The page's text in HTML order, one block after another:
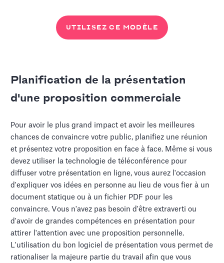
UTILISEZ CE MODÈLE
Planification de la présentation
d'une proposition commerciale
Pour avoir le plus grand impact et avoir les meilleures
chances de convaincre votre public, planifiez une réunion
et présentez votre proposition en face à face. Même si vous
devez utiliser la technologie de téléconférence pour
diffuser votre présentation en ligne, vous aurez l'occasion
d'expliquer vos idées en personne au lieu de vous fier à un
document statique ou à un fichier PDF pour les
convaincre. Vous n'avez pas besoin d'être extraverti ou
d'avoir de grandes compétences en présentation pour
attirer l'attention avec une proposition personnelle.
L'utilisation du bon logiciel de présentation vous permet de
rationaliser la majeure partie du travail afin que vous